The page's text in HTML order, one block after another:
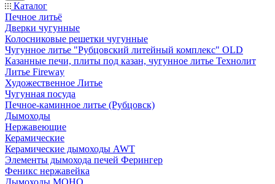
Каталог
Печное литьё
Дверки чугунные
Колосниковые решетки чугунные
Чугунное литье "Рубцовский литейный комплекс" OLD
Казанные печи, плиты под казан, чугунное литье Технолит
Литье Fireway
Художественное Литье
Чугунная посуда
Печное-каминное литье (Рубцовск)
Дымоходы
Нержавеющие
Керамические
Керамические дымоходы AWT
Элементы дымохода печей Ферингер
Феникс нержавейка
Дымоходы МОНО